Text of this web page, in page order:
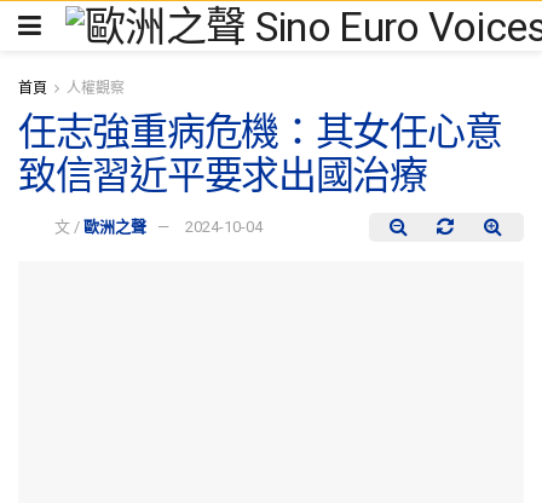
首頁 人權觀察
任志強重病危機：其女任心意
致信習近平要求出國治療
文 / 歐洲之聲 2024-10-04